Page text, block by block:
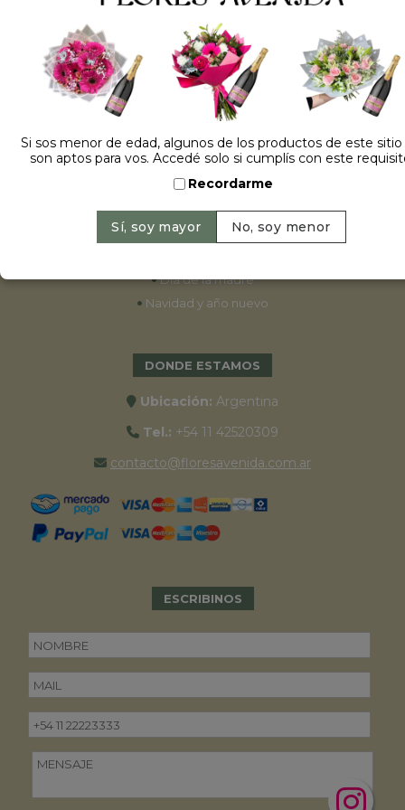
ESPECIALES
Cumpleaños
15 años
• Bodas
•Aniversarios
Graduaciones
•Nacimientos
•San Valentín
•Día de la madre
• Navidad y año nuevo
DONDE ESTAMOS
Ubicación: Argentina
Tel.: +54 11 42520309
contacto@floresavenida.com.ar
ESCRIBINOS
Si sos menor de edad, algunos de los productos de este
son aptos para vos. Accedé solo si cumplís con este
Recordarme